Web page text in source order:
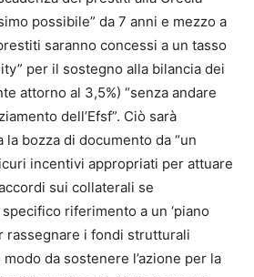
possibile” da 7 anni e mezzo a
saranno concessi a un tasso
per il sostegno alla bilancia dei
attorno al 3,5%) “senza andare
dell’Efsf”. Ciò sarà
la bozza di documento da “un
incentivi appropriati per attuare
sui collaterali se
specifico riferimento a un ‘piano
rassegnare i fondi strutturali
da sostenere l’azione per la